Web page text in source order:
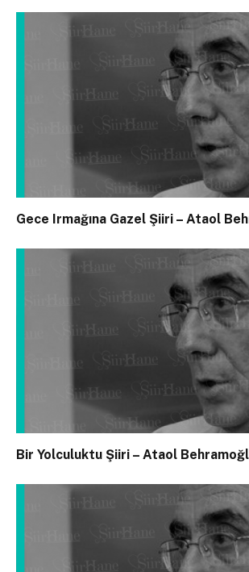
Gece Irmağına Gazel Şiiri – Ataol
Bir Yolculuktu Şiiri – Ataol